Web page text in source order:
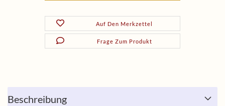
Auf Den Merkzettel
Frage Zum Produkt
Beschreibung